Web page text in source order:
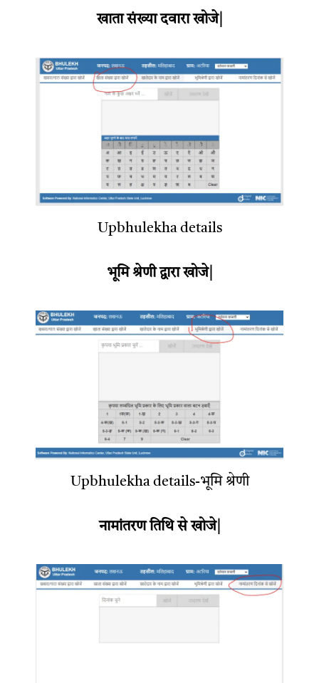
खाता संख्या दवारा खोजे|
Upbhulekha details
भूमि श्रेणी द्वारा खोजे|
Upbhulekha details-भूमि श्रेणी
नामांतरण तिथि से खोजे|